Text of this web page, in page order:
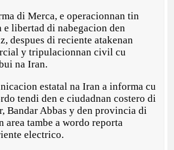
di Merca, e operacionnan tin
e libertad di nabegacion den
despues di reciente atakenan
y tripulacionnan civil cu
na Iran.
estatal na Iran a informa cu
tendi den e ciudadnan costero di
Bandar Abbas y den provincia di
area tambe a wordo reporta
electrico.